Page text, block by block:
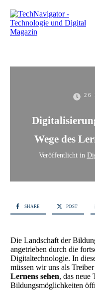
26
Wege des
Veröffentlicht in
SHARE POST
Die Landschaft der
angetrieben durch die
Digitaltechnologie. In
müssen wir uns als
Lernens sehen, das neue
Bildungsmöglichkeiten